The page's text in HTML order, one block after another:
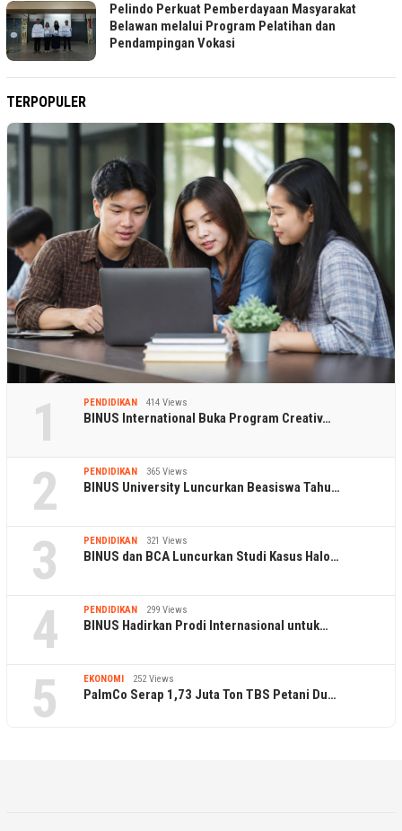
Pelindo Perkuat Pemberdayaan Masyarakat
Belawan melalui Program Pelatihan dan
Pendampingan Vokasi
TERPOPULER
1 PENDIDIKAN 414 Views
BINUS International Buka Program Creativ…
2 PENDIDIKAN 365 Views
BINUS University Luncurkan Beasiswa Tahu…
3 PENDIDIKAN 321 Views
BINUS dan BCA Luncurkan Studi Kasus Halo…
4 PENDIDIKAN 299 Views
BINUS Hadirkan Prodi Internasional untuk…
5 EKONOMI 252 Views
PalmCo Serap 1,73 Juta Ton TBS Petani Du…